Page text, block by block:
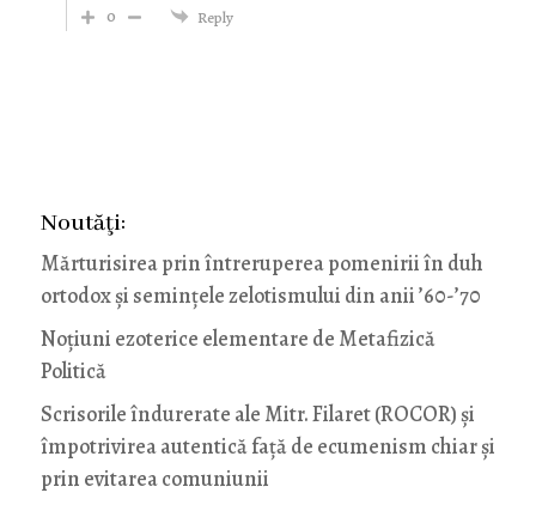
0
Reply
Noutăţi:
Mărturisirea prin întreruperea pomenirii în duh
ortodox și semințele zelotismului din anii ’60-’70
Noţiuni ezoterice elementare de Metafizică
Politică
Scrisorile îndurerate ale Mitr. Filaret (ROCOR) și
împotrivirea autentică față de ecumenism chiar și
prin evitarea comuniunii